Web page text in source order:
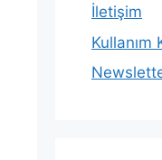
İletişim
Kullanım